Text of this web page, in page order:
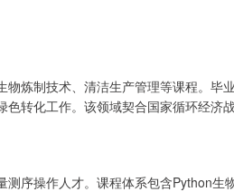
炼制技术、清洁生产管理等课程。毕
转化工作。该领域契合国家循环经济
序操作人才。课程体系包含Python生